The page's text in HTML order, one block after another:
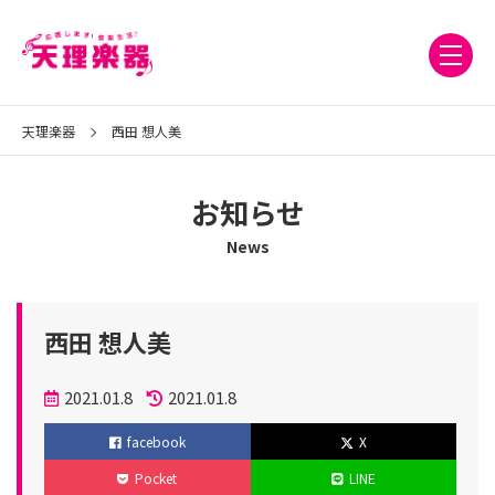
天理楽器 西田 想人美
お知らせ
News
西田 想人美
投
稿
日
2021.01.8
更
新
2021.01.8
facebook
X
Pocket
LINE